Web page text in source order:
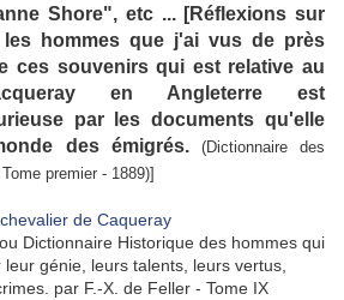
Shore", etc ... [Réflexions sur
hommes que j'ai vus de près
ces souvenirs qui est relative au
en Angleterre est
par les documents qu'elle
des émigrés. (Dictionnaire des
premier - 1889)]
Dictionnaire Historique des hommes qui
génie, leurs talents, leurs vertus,
par F.-X. de Feller - Tome IX